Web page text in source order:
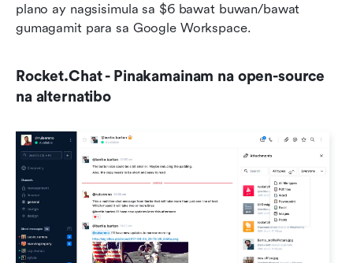
plano ay nagsisimula sa $6 bawat buwan/bawat
gumagamit para sa Google Workspace.
Rocket.Chat - Pinakamainam na open-source
na alternatibo